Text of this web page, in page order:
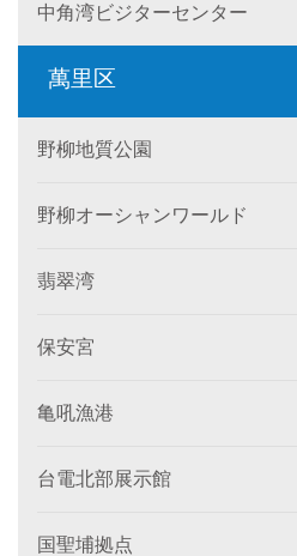
中角湾ビジターセンター
萬里区
野柳地質公園
野柳オーシャンワールド
翡翠湾
保安宮
亀吼漁港
台電北部展示館
国聖埔拠点